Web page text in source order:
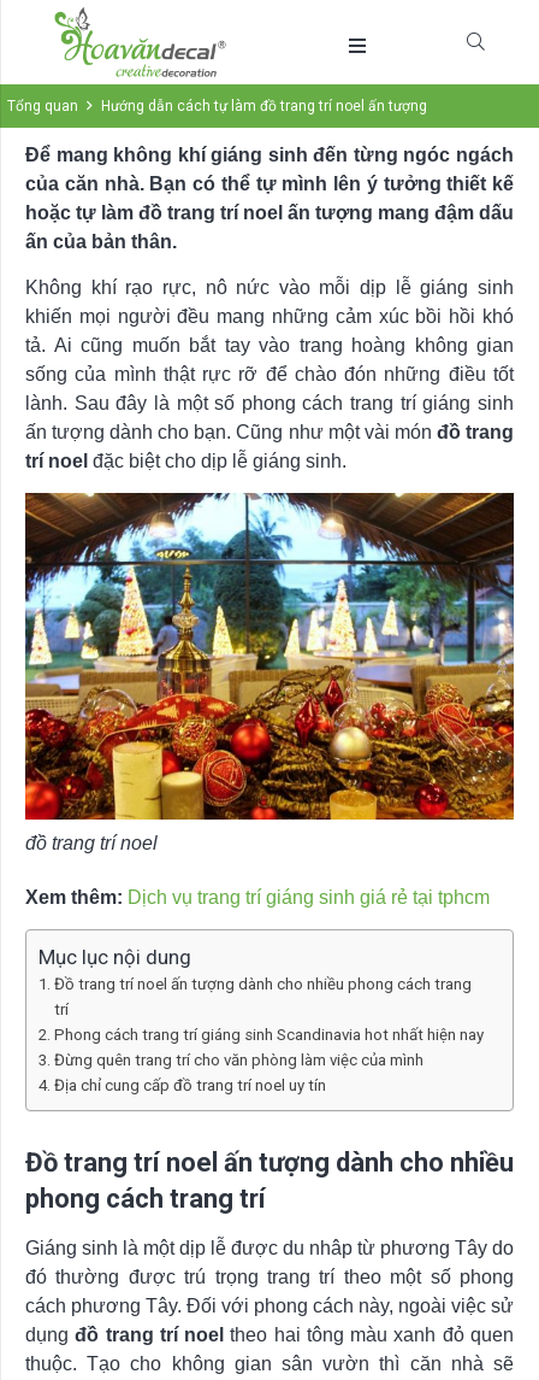
Tổng quan Hướng dẫn cách tự làm đồ trang trí noel ấn tượng
Để mang không khí giáng sinh đến từng ngóc ngách
của căn nhà. Bạn có thể tự mình lên ý tưởng thiết kế
hoặc tự làm đồ trang trí noel ấn tượng mang đậm dấu
ấn của bản thân.
Không khí rạo rực, nô nức vào mỗi dịp lễ giáng sinh
khiến mọi người đều mang những cảm xúc bồi hồi khó
tả. Ai cũng muốn bắt tay vào trang hoàng không gian
sống của mình thật rực rỡ để chào đón những điều tốt
lành. Sau đây là một số phong cách trang trí giáng sinh
ấn tượng dành cho bạn. Cũng như một vài món đồ trang
trí noel đặc biệt cho dịp lễ giáng sinh.
đồ trang trí noel
Xem thêm: Dịch vụ trang trí giáng sinh giá rẻ tại tphcm
Mục lục nội dung
Đồ trang trí noel ấn tượng dành cho nhiều phong cách trang
trí
Phong cách trang trí giáng sinh Scandinavia hot nhất hiện nay
Đừng quên trang trí cho văn phòng làm việc của mình
Địa chỉ cung cấp đồ trang trí noel uy tín
Đồ trang trí noel ấn tượng dành cho nhiều
phong cách trang trí
Giáng sinh là một dịp lễ được du nhâp từ phương Tây do
đó thường được trú trọng trang trí theo một số phong
cách phương Tây. Đối với phong cách này, ngoài việc sử
dụngđồ trang trí noeltheo hai tông màu xanh đỏ quen
thuộc. Tạo cho không gian sân vườn thì căn nhà sẽ